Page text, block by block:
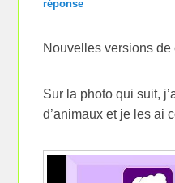
réponse
Nouvelles versions
Sur la photo qui suit,
d’animaux et je les ai